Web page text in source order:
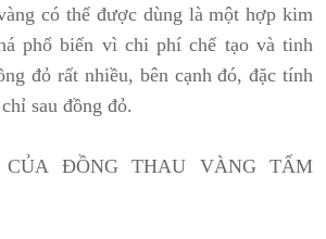
có thể được dùng là một hợp kim
phổ biến vì chi phí chế tạo và tinh
đỏ rất nhiều, bên cạnh đó, đặc tính
sau đồng đỏ.
ĐỒNG THAU VÀNG TẤM